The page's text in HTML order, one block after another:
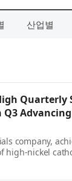
산업별
company,
high-nickel